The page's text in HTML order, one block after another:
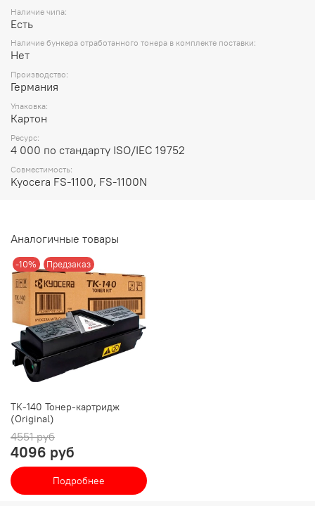
Наличие чипа:
Есть
Наличие бункера отработанного тонера в комплекте поставки:
Нет
Производство:
Германия
Упаковка:
Картон
Ресурс:
4 000 по стандарту ISO/IEC 19752
Совместимость:
Kyocera FS-1100, FS-1100N
Аналогичные товары
-10% Предзаказ
TK-140 Тонер-картридж
(Original)
4551 руб
4096 руб
Подробнее